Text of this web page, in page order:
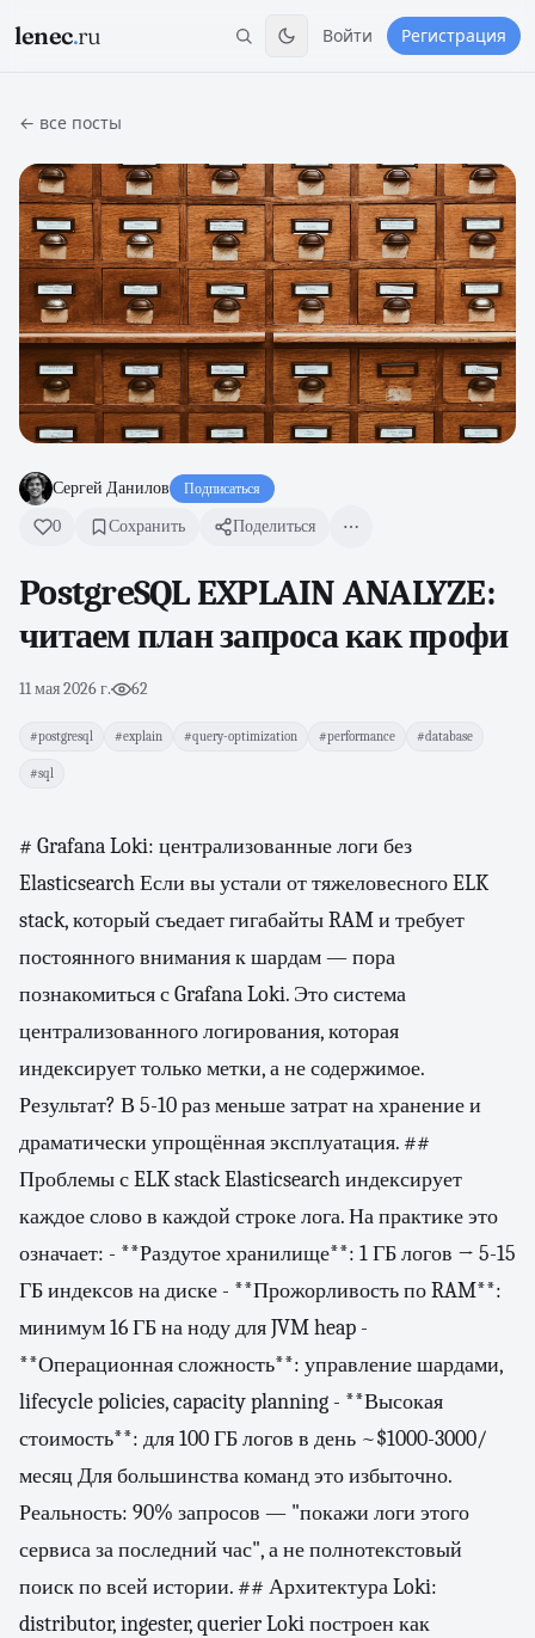
lenec.ru Войти Регистрация
← все посты
Сергей Данилов Подписаться
0 Сохранить Поделиться
PostgreSQL EXPLAIN ANALYZE:
читаем план запроса как профи
11 мая 2026 г.· 62
#postgresql #explain #query-optimization #performance #database
#sql
# Grafana Loki: централизованные логи без
Elasticsearch Если вы устали от тяжеловесного ELK
stack, который съедает гигабайты RAM и требует
постоянного внимания к шардам — пора
познакомиться с Grafana Loki. Это система
централизованного логирования, которая
индексирует только метки, а не содержимое.
Результат? В 5-10 раз меньше затрат на хранение и
драматически упрощённая эксплуатация. ##
Проблемы с ELK stack Elasticsearch индексирует
каждое слово в каждой строке лога. На практике это
означает: - **Раздутое хранилище**: 1 ГБ логов → 5-15
ГБ индексов на диске - **Прожорливость по RAM**:
минимум 16 ГБ на ноду для JVM heap -
**Операционная сложность**: управление шардами,
lifecycle policies, capacity planning - **Высокая
стоимость**: для 100 ГБ логов в день ~$1000-3000/
месяц Для большинства команд это избыточно.
Реальность: 90% запросов — "покажи логи этого
сервиса за последний час", а не полнотекстовый
поиск по всей истории. ## Архитектура Loki:
distributor, ingester, querier Loki построен как